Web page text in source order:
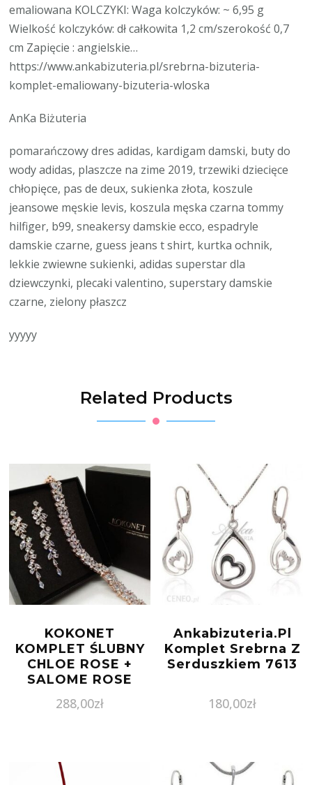
emaliowana KOLCZYKI: Waga kolczyków: ~ 6,95 g
Wielkość kolczyków: dł całkowita 1,2 cm/szerokość 0,7
cm Zapięcie : angielskie…
https://www.ankabizuteria.pl/srebrna-bizuteria-
komplet-emaliowany-bizuteria-wloska
AnKa Biżuteria
pomarańczowy dres adidas, kardigam damski, buty do
wody adidas, plaszcze na zime 2019, trzewiki dziecięce
chłopięce, pas de deux, sukienka złota, koszule
jeansowe męskie levis, koszula męska czarna tommy
hilfiger, b99, sneakersy damskie ecco, espadryle
damskie czarne, guess jeans t shirt, kurtka ochnik,
lekkie zwiewne sukienki, adidas superstar dla
dziewczynki, plecaki valentino, superstary damskie
czarne, zielony płaszcz
yyyyy
Related Products
KOKONET
KOMPLET ŚLUBNY
CHLOE ROSE +
SALOME ROSE
288,00zł
Ankabizuteria.Pl
Komplet Srebrna Z
Serduszkiem 7613
180,00zł